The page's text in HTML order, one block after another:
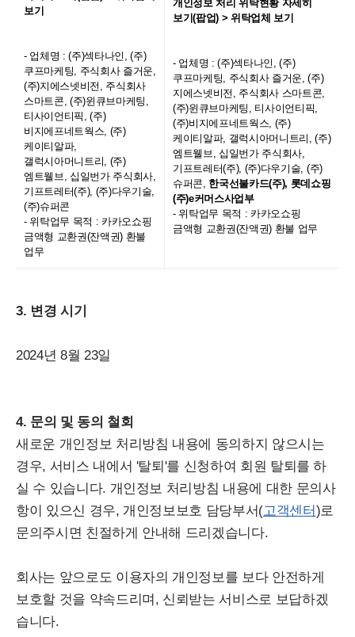
보기
- 업체명 : (주)섹타나인, (주)
쿠프마케팅, 주식회사 즐거운,
(주)지에스넷비전, 주식회사
스마트콘, (주)윈큐브마케팅,
티사이언티픽, (주)
비지에프네트웍스, (주)
케이티알파,
갤럭시아머니트리, (주)
엠트웰브, 십일번가 주식회사,
기프트레터(주), (주)다우기술,
(주)슈퍼콘
- 위탁업무 목적 : 카카오쇼핑
금액형 교환권(잔액권) 환불
업무
개인정보 처리 위탁현황 자세히
보기(팝업) > 위탁업체 보기
- 업체명 : (주)섹타나인, (주)
쿠프마케팅, 주식회사 즐거운, (주)
지에스넷비전, 주식회사 스마트콘,
(주)윈큐브마케팅, 티사이언티픽,
(주)비지에프네트웍스, (주)
케이티알파, 갤럭시아머니트리, (주)
엠트웰브, 십일번가 주식회사,
기프트레터(주), (주)다우기술, (주)
슈퍼콘, 한국선불카드(주), 롯데쇼핑
(주)e커머스사업부
- 위탁업무 목적 : 카카오쇼핑
금액형 교환권(잔액권) 환불 업무
3. 변경 시기
2024년 8월 23일
4. 문의 및 동의 철회
새로운 개인정보 처리방침 내용에 동의하지 않으시는
경우, 서비스 내에서 '탈퇴'를 신청하여 회원 탈퇴를 하
실 수 있습니다. 개인정보 처리방침 내용에 대한 문의사
항이 있으신 경우, 개인정보보호 담당부서(고객센터)로
문의주시면 친절하게 안내해 드리겠습니다.
회사는 앞으로도 이용자의 개인정보를 보다 안전하게
보호할 것을 약속드리며, 신뢰받는 서비스로 보답하겠
습니다.